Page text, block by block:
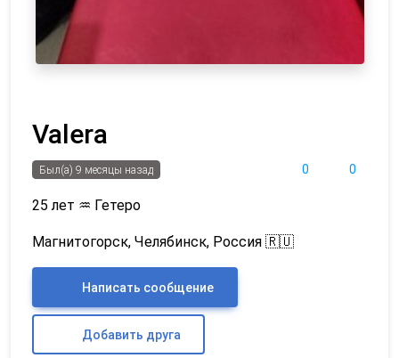
Valera
0 0
Был(а) 9 месяцы назад
25 лет ♒ Гетеро
Магнитогорск, Челябинск, Россия 🇷🇺
Написать сообщение
Добавить друга